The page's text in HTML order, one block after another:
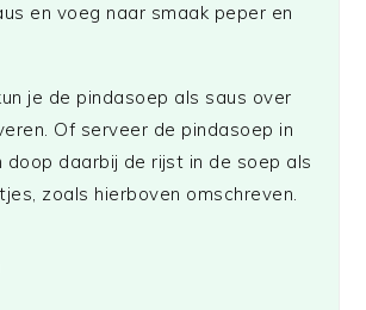
en voeg naar smaak peper en
je de pindasoep als saus over
Of serveer de pindasoep in
doop daarbij de rijst in de soep als
zoals hierboven omschreven.